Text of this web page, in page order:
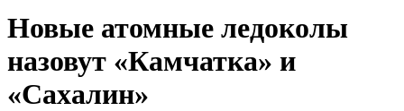
Новые атомные ледоколы
назовут «Камчатка» и
«Сахалин»